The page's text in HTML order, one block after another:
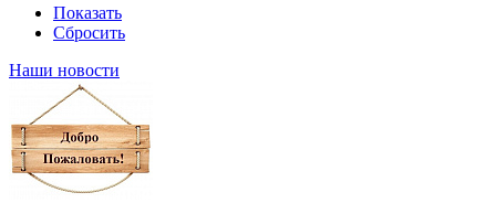
Показать
Сбросить
Наши новости